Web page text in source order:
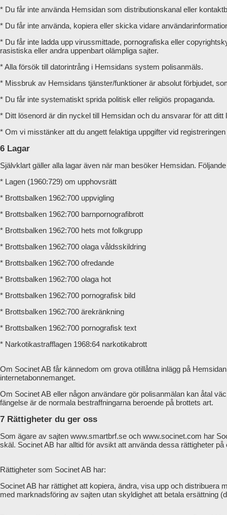
* Du får inte använda Hemsidan som distributionskanal eller
* Du får inte använda, kopiera eller skicka vidare
* Du får inte ladda upp virussmittade, pornografiska eller
rasistiska eller andra uppenbart olämpliga sajter.
* Alla försök till datorintrång i Hemsidans system polisanmäls.
* Missbruk av Hemsidans tjänster/funktioner är absolut förbjudet,
* Du får inte systematiskt sprida politisk eller religiös propaganda.
* Ditt lösenord är din nyckel till Hemsidan och du ansvarar för att ditt
* Om vi misstänker att du angett felaktiga uppgifter vid
6 Lagar
Självklart gäller alla lagar även när man besöker Hemsidan.
* Lagen (1960:729) om upphovsrätt
* Brottsbalken 1962:700 uppvigling
* Brottsbalken 1962:700 barnpornografibrott
* Brottsbalken 1962:700 hets mot folkgrupp
* Brottsbalken 1962:700 olaga våldsskildring
* Brottsbalken 1962:700 ofredande
* Brottsbalken 1962:700 olaga hot
* Brottsbalken 1962:700 pornografisk bild
* Brottsbalken 1962:700 ärekränkning
* Brottsbalken 1962:700 pornografisk text
* Narkotikastrafflagen 1968:64 narkotikabrott
Om Socinet AB får kännedom om grova otillåtna inlägg på
internetabonnemanget.
Om Socinet AB eller någon användare gör polisanmälan kan åtal
fängelse är de normala bestraffningarna beroende på brottets art.
7 Rättigheter du ger oss
Som ägare av sajten www.smartbrf.se och www.socinet.com har
skäl. Socinet AB har alltid för avsikt att använda dessa rättigheter
Rättigheter som Socinet AB har:
Socinet AB har rättighet att kopiera, ändra, visa upp och distribuera
med marknadsföring av sajten utan skyldighet att betala ersättning